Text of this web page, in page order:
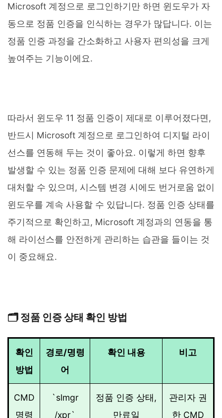
Microsoft 계정으로 로그인하기만 하면 윈도우가 자
동으로 정품 인증을 인식하는 경우가 많답니다. 이는
정품 인증 과정을 간소화하고 사용자 편의성을 크게
높여주는 기능이에요.
따라서 윈도우 11 정품 인증이 제대로 이루어졌다면,
반드시 Microsoft 계정으로 로그인하여 디지털 라이
선스를 연동해 두는 것이 좋아요. 이렇게 하면 향후
발생할 수 있는 정품 인증 문제에 대해 보다 유연하게
대처할 수 있으며, 시스템 변경 시에도 번거로움 없이
윈도우를 계속 사용할 수 있답니다. 정품 인증 상태를
주기적으로 확인하고, Microsoft 계정과의 연동을 통
해 라이선스를 안전하게 관리하는 습관을 들이는 것
이 중요해요.
🗂️ 정품 인증 상태 확인 방법
확인
방법
경로/명령
어
확인 내용 비고
CMD
명령
`slmgr
/xpr`
정품 인증 상태,
만료일
관리자 권
한 CMD